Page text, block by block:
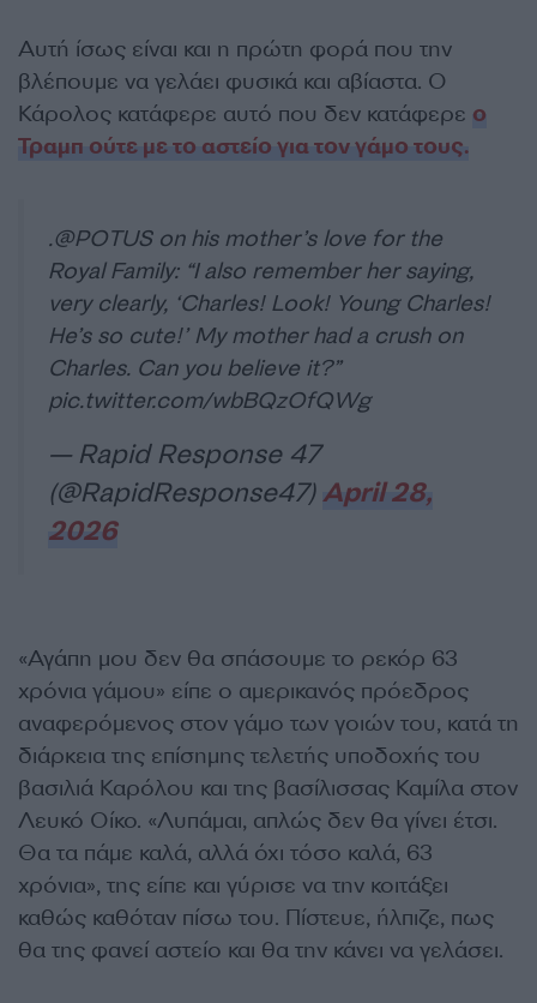
Αυτή ίσως είναι και η πρώτη φορά που την
βλέπουμε να γελάει φυσικά και αβίαστα. Ο
Κάρολος κατάφερε αυτό που δεν κατάφερε ο
Τραμπ ούτε με το αστείο για τον γάμο τους.
.@POTUSon his mother’s love for the
Royal Family: “I also remember her saying,
very clearly, ‘Charles! Look! Young Charles!
He’s so cute!’ My mother had a crush on
Charles. Can you believe it?”
pic.twitter.com/wbBQzOfQWg
— Rapid Response 47
(@RapidResponse47)April 28,
2026
«Αγάπη μου δεν θα σπάσουμε το ρεκόρ 63
χρόνια γάμου» είπε ο αμερικανός πρόεδρος
αναφερόμενος στον γάμο των γοιών του, κατά τη
διάρκεια της επίσημης τελετής υποδοχής του
βασιλιά Καρόλου και της βασίλισσας Καμίλα στον
Λευκό Οίκο. «Λυπάμαι, απλώς δεν θα γίνει έτσι.
Θα τα πάμε καλά, αλλά όχι τόσο καλά, 63
χρόνια», της είπε και γύρισε να την κοιτάξει
καθώς καθόταν πίσω του. Πίστευε, ήλπιζε, πως
θα της φανεί αστείο και θα την κάνει να γελάσει.